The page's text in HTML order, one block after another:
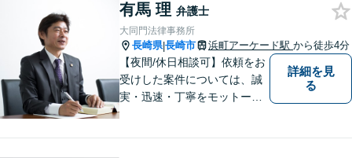
有馬 理 弁護士
大同門法律事務所
長崎県|長崎市 浜町アーケード駅 から徒歩4分
【夜間/休日相談可】依頼をお
受けした案件については、誠
実・迅速・丁寧をモットーに
詳細を見
る